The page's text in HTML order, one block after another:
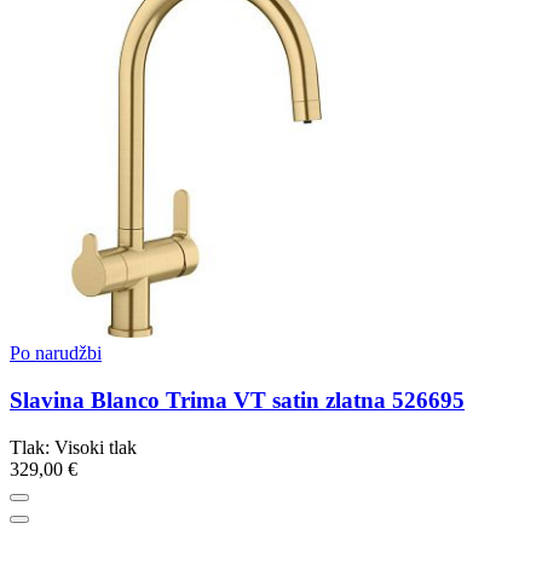
Po narudžbi
Slavina Blanco Trima VT satin zlatna 526695
Tlak: Visoki tlak
329,00 €